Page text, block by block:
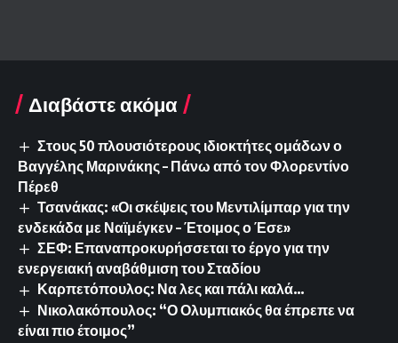
Διαβάστε ακόμα
Στους 50 πλουσιότερους ιδιοκτήτες ομάδων ο
Βαγγέλης Μαρινάκης – Πάνω από τον Φλορεντίνο
Πέρεθ
Τσανάκας: «Οι σκέψεις του Μεντιλίμπαρ για την
ενδεκάδα με Ναϊμέγκεν – Έτοιμος ο Έσε»
ΣΕΦ: Επαναπροκυρήσσεται το έργο για την
ενεργειακή αναβάθμιση του Σταδίου
Καρπετόπουλος: Να λες και πάλι καλά…
Νικολακόπουλος: “Ο Ολυμπιακός θα έπρεπε να
είναι πιο έτοιμος”